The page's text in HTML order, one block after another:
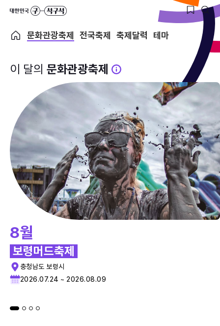
문화관광축제 전국축제 축제달력 테마
이 달의 문화관광축제
8월
보령머드축제
충청남도 보령시
2026.07.24 ~ 2026.08.09